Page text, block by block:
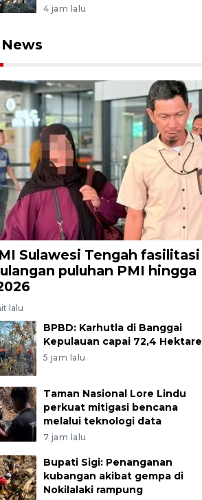
4 jam lalu
Sulawesi Tengah fasilitasi
puluhan PMI hingga
lalu
BPBD: Karhutla di Banggai
Kepulauan capai 72,4 Hektare
5 jam lalu
Taman Nasional Lore Lindu
perkuat mitigasi bencana
melalui teknologi data
7 jam lalu
Bupati Sigi: Penanganan
kubangan akibat gempa di
Nokilalaki rampung